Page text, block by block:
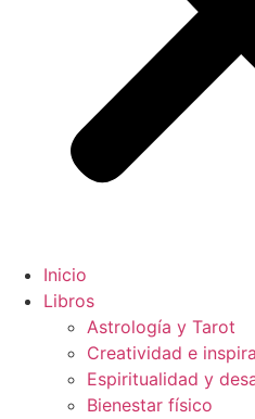
Inicio
Libros
Astrología y Tarot
Creatividad e
Espiritualidad y
Bienestar físico